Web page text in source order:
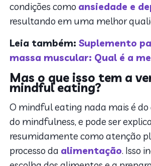
condições como ansiedade e
resultando em uma melhor
Leia também:Suplemento
massa muscular: Qual é a
Mas o que isso tem a
mindful eating?
O mindful eating nada mais é do
do mindfulness, e pode ser
resumidamente como atenção
processo da alimentação. Isso